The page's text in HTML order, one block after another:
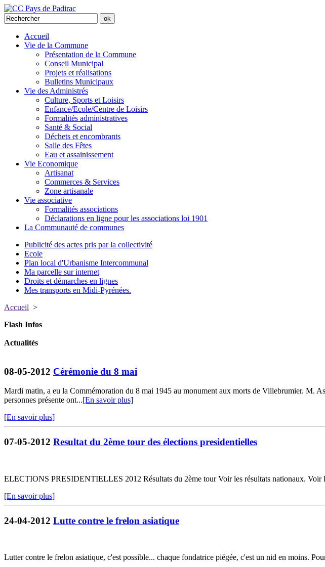
Accueil
Vie de la Commune
Présentation de la Commune
Conseil Municipal
Projets et réalisations
Bulletins Municipaux
Vie des Administrés
Culture, Sports et Loisirs
Enfance/Ecole/Centre de Loisirs
Formalités administratives
Santé & Social
Déchets et encombrants
Salle des Fêtes
Eau et assainissement
Vie Economique
Artisanat
Commerces & Services
Zone artisanale
Vie associative
Formalités associations
Déclarations en ligne pour les associations loi 1901
La Communauté de communes
Publicité des actes pris par la collectivité
Ecole
Plan local d'Urbanisme Intercommunal
Ma parcelle sur internet
Droits et démarches en lignes
Mes transports en Midi-Pyrénées.
Accueil >
Flash Infos
Actualités
08-05-2012 Cérémonie du 8 mai
Mardi matin, a eu la Commémoration du 8 mai 1945 au monument aux morts de Villebrumier. M.
personnes présente ont...[En savoir plus]
[En savoir plus]
07-05-2012 Resultat du 2ème tour des élections presidentielles
ELECTIONS PRESIDENTIELLES 2012 Résultats du 2ème tour Voir les résultats nationaux. Voir
[En savoir plus]
24-04-2012 Lutte contre le frelon asiatique
Lutter contre le frelon asiatique, c'est possible... chaque fondatrice piégée, c'est un nid en moins.